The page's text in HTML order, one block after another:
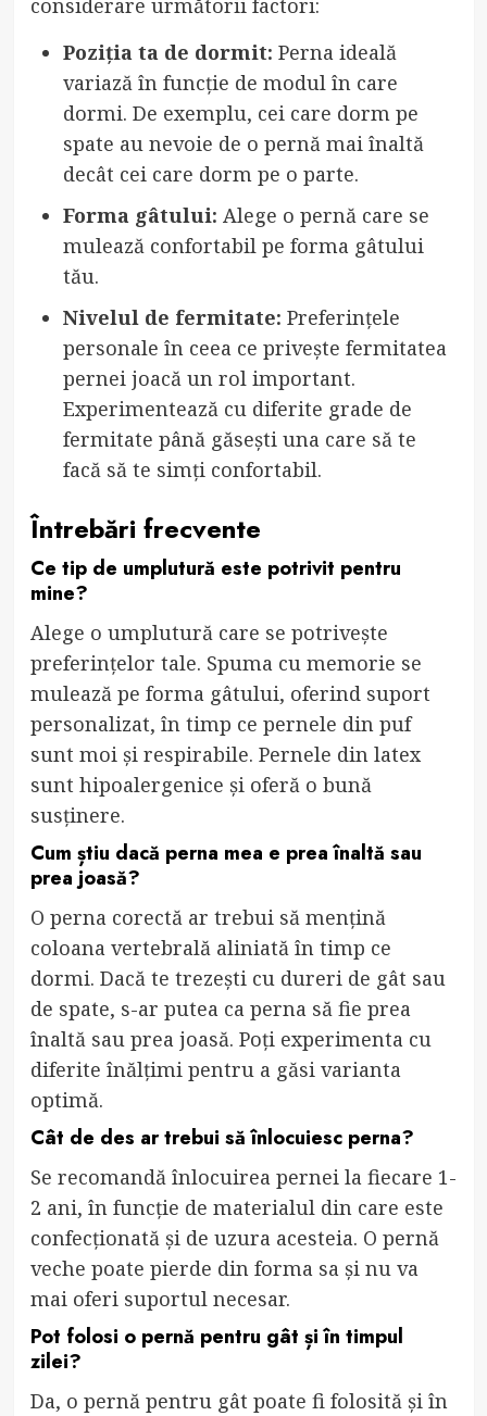
considerare următorii factori:
Poziția ta de dormit: Perna ideală
variază în funcție de modul în care
dormi. De exemplu, cei care dorm pe
spate au nevoie de o pernă mai înaltă
decât cei care dorm pe o parte.
Forma gâtului: Alege o pernă care se
mulează confortabil pe forma gâtului
tău.
Nivelul de fermitate: Preferințele
personale în ceea ce privește fermitatea
pernei joacă un rol important.
Experimentează cu diferite grade de
fermitate până găsești una care să te
facă să te simți confortabil.
Întrebări frecvente
Ce tip de umplutură este potrivit pentru
mine?
Alege o umplutură care se potrivește
preferințelor tale. Spuma cu memorie se
mulează pe forma gâtului, oferind suport
personalizat, în timp ce pernele din puf
sunt moi și respirabile. Pernele din latex
sunt hipoalergenice și oferă o bună
susținere.
Cum știu dacă perna mea e prea înaltă sau
prea joasă?
O perna corectă ar trebui să mențină
coloana vertebrală aliniată în timp ce
dormi. Dacă te trezești cu dureri de gât sau
de spate, s-ar putea ca perna să fie prea
înaltă sau prea joasă. Poți experimenta cu
diferite înălțimi pentru a găsi varianta
optimă.
Cât de des ar trebui să înlocuiesc perna?
Se recomandă înlocuirea pernei la fiecare 1-
2 ani, în funcție de materialul din care este
confecționată și de uzura acesteia. O pernă
veche poate pierde din forma sa și nu va
mai oferi suportul necesar.
Pot folosi o pernă pentru gât și în timpul
zilei?
Da, o pernă pentru gât poate fi folosită și în